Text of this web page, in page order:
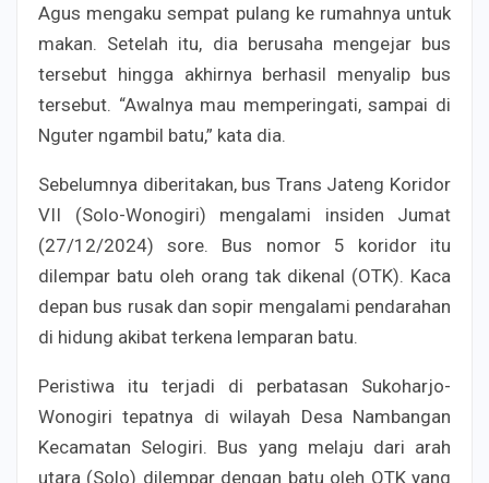
Agus mengaku sempat pulang ke rumahnya untuk
makan. Setelah itu, dia berusaha mengejar bus
tersebut hingga akhirnya berhasil menyalip bus
tersebut. “Awalnya mau memperingati, sampai di
Nguter ngambil batu,” kata dia.
Sebelumnya diberitakan, bus Trans Jateng Koridor
VII (Solo-Wonogiri) mengalami insiden Jumat
(27/12/2024) sore. Bus nomor 5 koridor itu
dilempar batu oleh orang tak dikenal (OTK). Kaca
depan bus rusak dan sopir mengalami pendarahan
di hidung akibat terkena lemparan batu.
Peristiwa itu terjadi di perbatasan Sukoharjo-
Wonogiri tepatnya di wilayah Desa Nambangan
Kecamatan Selogiri. Bus yang melaju dari arah
utara (Solo) dilempar dengan batu oleh OTK yang